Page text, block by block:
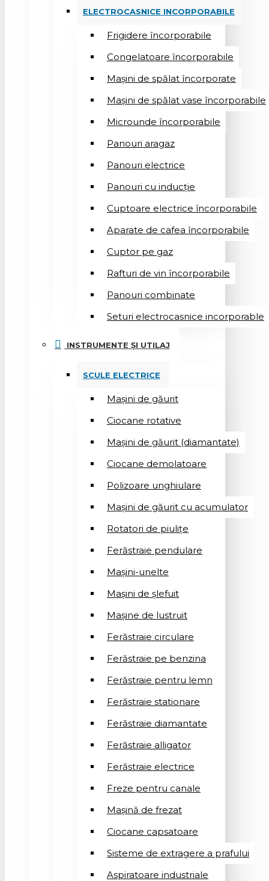
ELECTROCASNICE INCORPORABILE
Frigidere încorporabile
Congelatoare încorporabile
Mașini de spălat încorporate
Mașini de spălat vase încorporabile
Microunde încorporabile
Panouri aragaz
Panouri electrice
Panouri cu inducție
Cuptoare electrice încorporabile
Aparate de cafea încorporabile
Cuptor pe gaz
Rafturi de vin încorporabile
Panouri combinate
Seturi electrocasnice incorporable
INSTRUMENTE ȘI UTILAJ
SCULE ELECTRICE
Mașini de găurit
Ciocane rotative
Mașini de găurit (diamantate)
Ciocane demolatoare
Polizoare unghiulare
Mașini de găurit cu acumulator
Rotatori de piuliţe
Ferăstraie pendulare
Mașini-unelte
Mașini de șlefuit
Mașinе de lustruit
Ferăstraie circulare
Ferăstraie pe benzina
Ferăstraie pentru lemn
Ferăstraie stationare
Ferăstraie diamantate
Ferăstraie alligator
Ferăstraie electrice
Freze pentru canale
Mașină de frezat
Ciocane capsatoare
Sisteme de extragere a prafului
Aspiratoare industriale